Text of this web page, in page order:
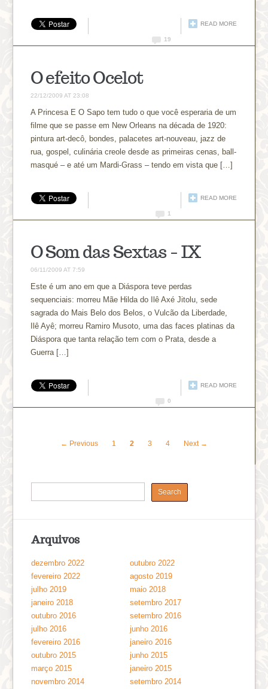
READ MORE
19
O efeito Ocelot
22/12/2009 AT 23:08
A Princesa E O Sapo tem tudo o que você esperaria de um
filme que se passe em New Orleans na década de 1920:
pintura art-decô, bondes, palacetes art-nouveau, jazz de
rua, gospel, culinária creole desde as primeiras cenas, ball-
masqué – e até um Mardi-Grass – tendo em vista que […]
READ MORE
1
O Som das Sextas – IX
06/11/2009 AT 7:59
Este é um ano em que a Diáspora teve perdas
sequenciais: morreu Mãe Hilda do Ilê Axé Jitolu, sede
sagrada do Mais Belo dos Belos, o Vulcão da Liberdade,
Ilê Ayê; morreu Ramiro Musoto, uma das faces platinas da
Diáspora que tanta relação tem com o Prata, desde a
Guerra […]
READ MORE
0
← Previous 1 2 3 4 Next →
Arquivos
dezembro 2022
outubro 2022
fevereiro 2022
agosto 2019
julho 2019
maio 2018
janeiro 2018
setembro 2017
outubro 2016
setembro 2016
julho 2016
junho 2016
fevereiro 2016
janeiro 2016
outubro 2015
junho 2015
março 2015
janeiro 2015
novembro 2014
setembro 2014